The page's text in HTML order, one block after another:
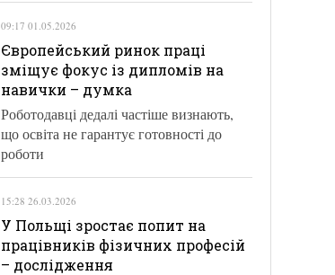
09:17 01.05.2026
Європейський ринок праці
зміщує фокус із дипломів на
навички – думка
Роботодавці дедалі частіше визнають,
що освіта не гарантує готовності до
роботи
15:28 26.03.2026
У Польщі зростає попит на
працівників фізичних професій
– дослідження